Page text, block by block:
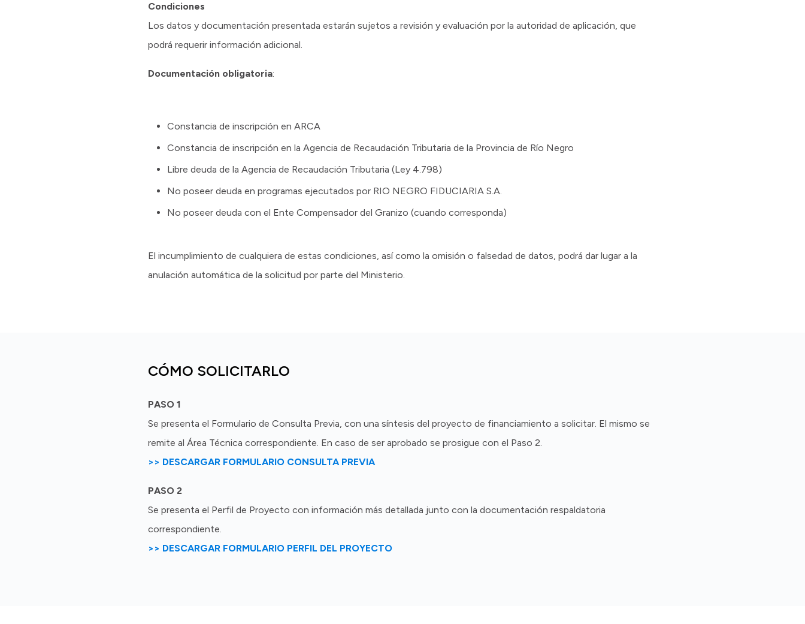
Condiciones
Los datos y documentación presentada estarán sujetos a revisión y evaluación por la autoridad de aplicación, que
podrá requerir información adicional.
Documentación obligatoria:
Constancia de inscripción en ARCA
Constancia de inscripción en la Agencia de Recaudación Tributaria de la Provincia de Río Negro
Libre deuda de la Agencia de Recaudación Tributaria (Ley 4.798)
No poseer deuda en programas ejecutados por RIO NEGRO FIDUCIARIA S.A.
No poseer deuda con el Ente Compensador del Granizo (cuando corresponda)
El incumplimiento de cualquiera de estas condiciones, así como la omisión o falsedad de datos, podrá dar lugar a la
anulación automática de la solicitud por parte del Ministerio.
CÓMO SOLICITARLO
PASO 1
Se presenta el Formulario de Consulta Previa, con una síntesis del proyecto de financiamiento a solicitar. El mismo se
remite al Área Técnica correspondiente. En caso de ser aprobado se prosigue con el Paso 2.
>> DESCARGAR FORMULARIO CONSULTA PREVIA
PASO 2
Se presenta el Perfil de Proyecto con información más detallada junto con la documentación respaldatoria
correspondiente.
>> DESCARGAR FORMULARIO PERFIL DEL PROYECTO